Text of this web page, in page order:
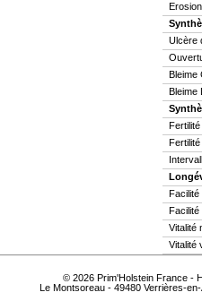
Erosion
Ulcère
Bleime
Bleime
Facilité
Facilité
Vitalité
Vitalité
© 2026 Prim'Holstein France -
Le Montsoreau - 49480 Verrières-